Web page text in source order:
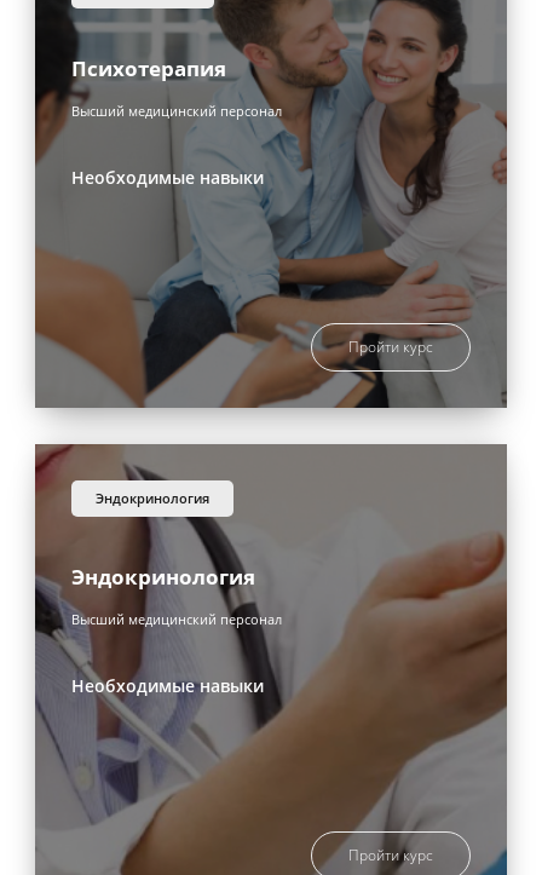
Психотерапия
Высший медицинский персонал
Необходимые навыки
Пройти курс
эндокринология
Эндокринология
Высший медицинский персонал
Необходимые навыки
Пройти курс